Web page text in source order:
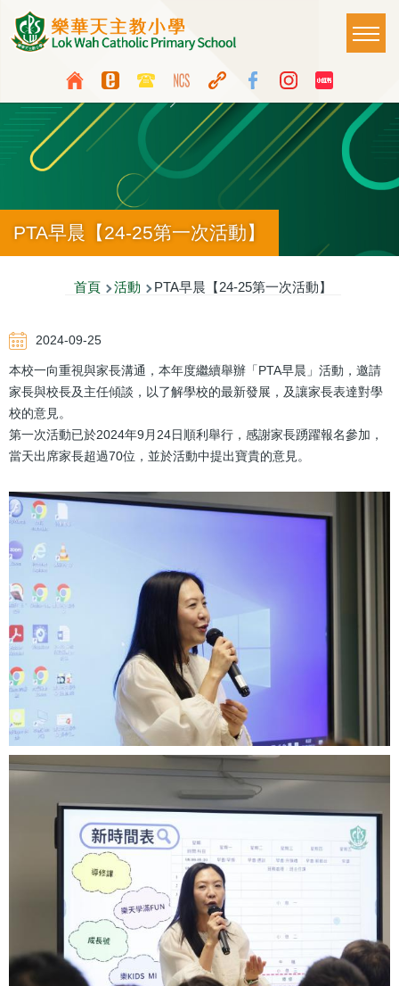
移至主內容
Top
Media
Icon
Button
Language
switcher
Main
PTA早晨【24-25第一次活動】
連
結
首頁 活動 PTA早晨【24-25第一次活動】
2024-09-25
本校一向重視與家長溝通，本年度繼續舉辦「PTA早晨」活動，邀請
家長與校長及主任傾談，以了解學校的最新發展，及讓家長表達對學
校的意見。
第一次活動已於2024年9月24日順利舉行，感謝家長踴躍報名參加，
當天出席家長超過70位，並於活動中提出寶貴的意見。